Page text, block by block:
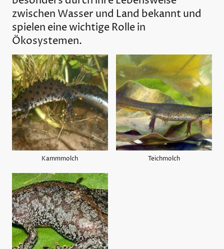
zwischen Wasser und Land bekannt und
spielen eine wichtige Rolle in
Ökosystemen.
Kammmolch Teichmolch